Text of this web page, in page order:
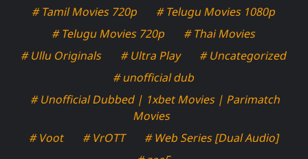
# Tamil Movies 720p
# Telugu Movies 1080p
# Telugu Movies 720p
# Thai Movies
# Ullu Originals
# Ultra Play
# Uncategorized
# unofficial dub
# Unofficial Dubbed | 1xbet Movies | Parimatch
Movies
# Voot
# VrOTT
# Web Series [Dual Audio]